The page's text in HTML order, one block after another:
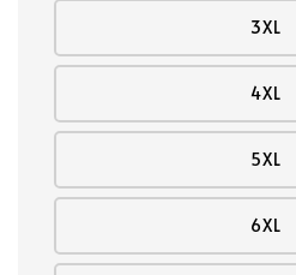
3XL
4XL
5XL
6XL